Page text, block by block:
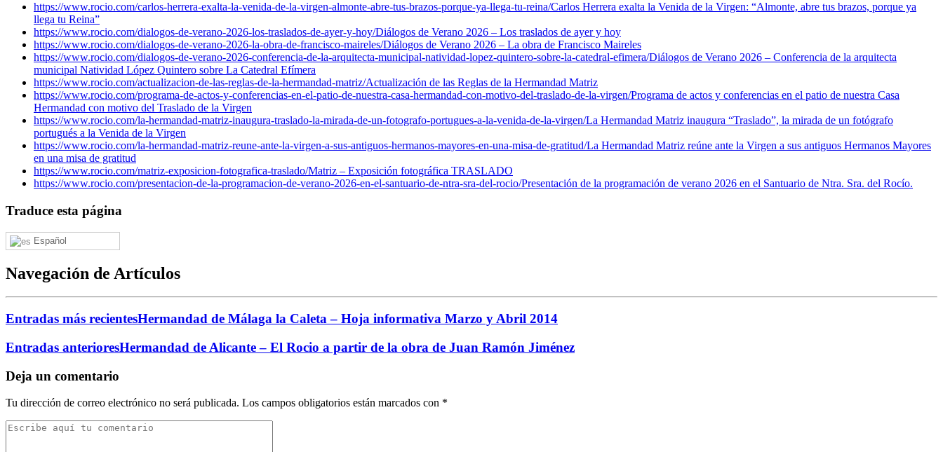
https://www.rocio.com/carlos-herrera-exalta-la-venida-de-la-virgen-almonte-abre-tus-brazos-porque-ya-llega-tu-reina/Carlos Herrera exalta la Venida de la Virgen: “Almonte, abre tus brazos, porque ya
llega tu Reina”
https://www.rocio.com/dialogos-de-verano-2026-los-traslados-de-ayer-y-hoy/Diálogos de Verano 2026 – Los traslados de ayer y hoy
https://www.rocio.com/dialogos-de-verano-2026-la-obra-de-francisco-maireles/Diálogos de Verano 2026 – La obra de Francisco Maireles
https://www.rocio.com/dialogos-de-verano-2026-conferencia-de-la-arquitecta-municipal-natividad-lopez-quintero-sobre-la-catedral-efimera/Diálogos de Verano 2026 – Conferencia de la arquitecta
municipal Natividad López Quintero sobre La Catedral Efímera
https://www.rocio.com/actualizacion-de-las-reglas-de-la-hermandad-matriz/Actualización de las Reglas de la Hermandad Matriz
https://www.rocio.com/programa-de-actos-y-conferencias-en-el-patio-de-nuestra-casa-hermandad-con-motivo-del-traslado-de-la-virgen/Programa de actos y conferencias en el patio de nuestra Casa
Hermandad con motivo del Traslado de la Virgen
https://www.rocio.com/la-hermandad-matriz-inaugura-traslado-la-mirada-de-un-fotografo-portugues-a-la-venida-de-la-virgen/La Hermandad Matriz inaugura “Traslado”, la mirada de un fotógrafo
portugués a la Venida de la Virgen
https://www.rocio.com/la-hermandad-matriz-reune-ante-la-virgen-a-sus-antiguos-hermanos-mayores-en-una-misa-de-gratitud/La Hermandad Matriz reúne ante la Virgen a sus antiguos Hermanos Mayores
en una misa de gratitud
https://www.rocio.com/matriz-exposicion-fotografica-traslado/Matriz – Exposición fotográfica TRASLADO
https://www.rocio.com/presentacion-de-la-programacion-de-verano-2026-en-el-santuario-de-ntra-sra-del-rocio/Presentación de la programación de verano 2026 en el Santuario de Ntra. Sra. del Rocío.
Traduce esta página
Español
Navegación de Artículos
Entradas más recientesHermandad de Málaga la Caleta – Hoja informativa Marzo y Abril 2014
Entradas anterioresHermandad de Alicante – El Rocio a partir de la obra de Juan Ramón Jiménez
Deja un comentario
Tu dirección de correo electrónico no será publicada. Los campos obligatorios están marcados con *